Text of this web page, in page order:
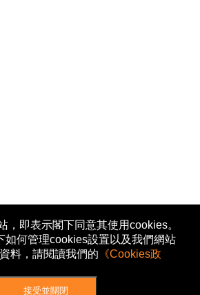
，即表示閣下同意其使用cookies。
如何管理cookies設置以及我們網站
料，請閱讀我們的 《Cookies政
接受並關閉